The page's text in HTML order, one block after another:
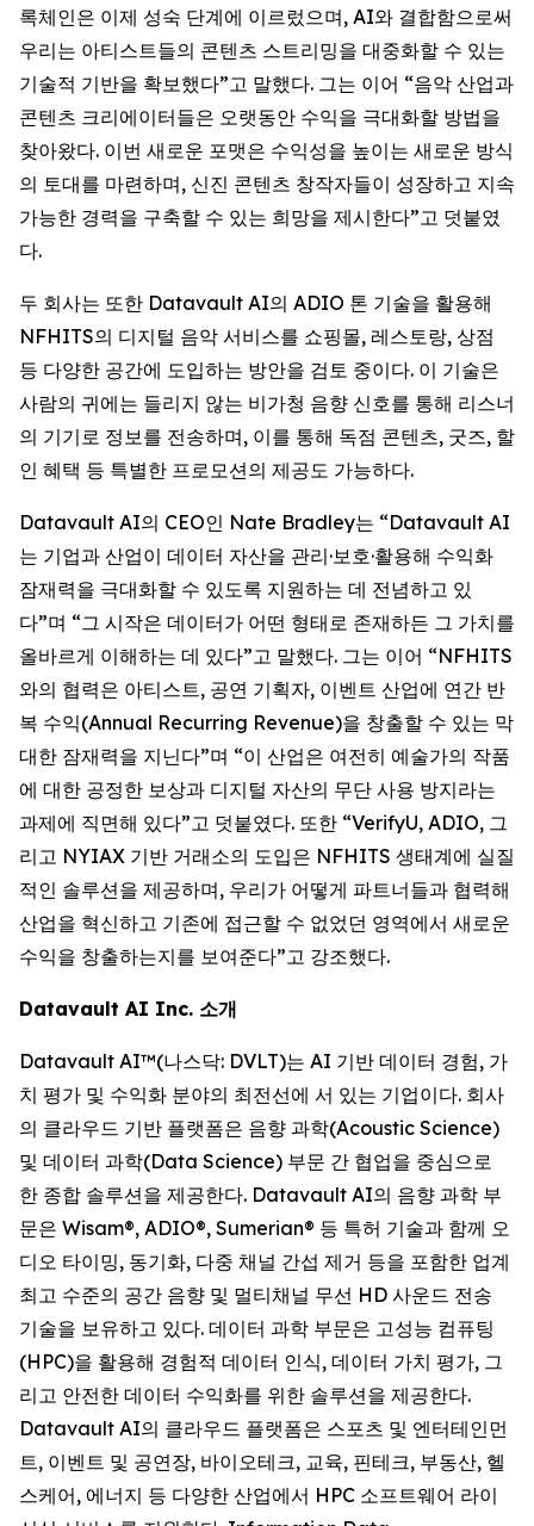
록체인은 이제 성숙 단계에 이르렀으며, AI와 결합함으로써
우리는 아티스트들의 콘텐츠 스트리밍을 대중화할 수 있는
기술적 기반을 확보했다”고 말했다. 그는 이어 “음악 산업과
콘텐츠 크리에이터들은 오랫동안 수익을 극대화할 방법을
찾아왔다. 이번 새로운 포맷은 수익성을 높이는 새로운 방식
의 토대를 마련하며, 신진 콘텐츠 창작자들이 성장하고 지속
가능한 경력을 구축할 수 있는 희망을 제시한다”고 덧붙였
다.
두 회사는 또한 Datavault AI의 ADIO 톤 기술을 활용해
NFHITS의 디지털 음악 서비스를 쇼핑몰, 레스토랑, 상점
등 다양한 공간에 도입하는 방안을 검토 중이다. 이 기술은
사람의 귀에는 들리지 않는 비가청 음향 신호를 통해 리스너
의 기기로 정보를 전송하며, 이를 통해 독점 콘텐츠, 굿즈, 할
인 혜택 등 특별한 프로모션의 제공도 가능하다.
Datavault AI의 CEO인 Nate Bradley는 “Datavault AI
는 기업과 산업이 데이터 자산을 관리·보호·활용해 수익화
잠재력을 극대화할 수 있도록 지원하는 데 전념하고 있
다”며 “그 시작은 데이터가 어떤 형태로 존재하든 그 가치를
올바르게 이해하는 데 있다”고 말했다. 그는 이어 “NFHITS
와의 협력은 아티스트, 공연 기획자, 이벤트 산업에 연간 반
복 수익(Annual Recurring Revenue)을 창출할 수 있는 막
대한 잠재력을 지닌다”며 “이 산업은 여전히 예술가의 작품
에 대한 공정한 보상과 디지털 자산의 무단 사용 방지라는
과제에 직면해 있다”고 덧붙였다. 또한 “VerifyU, ADIO, 그
리고 NYIAX 기반 거래소의 도입은 NFHITS 생태계에 실질
적인 솔루션을 제공하며, 우리가 어떻게 파트너들과 협력해
산업을 혁신하고 기존에 접근할 수 없었던 영역에서 새로운
수익을 창출하는지를 보여준다”고 강조했다.
Datavault AI Inc. 소개
Datavault AI™(나스닥: DVLT)는 AI 기반 데이터 경험, 가
치 평가 및 수익화 분야의 최전선에 서 있는 기업이다. 회사
의 클라우드 기반 플랫폼은 음향 과학(Acoustic Science)
및 데이터 과학(Data Science) 부문 간 협업을 중심으로
한 종합 솔루션을 제공한다. Datavault AI의 음향 과학 부
문은 Wisam®, ADIO®, Sumerian® 등 특허 기술과 함께 오
디오 타이밍, 동기화, 다중 채널 간섭 제거 등을 포함한 업계
최고 수준의 공간 음향 및 멀티채널 무선 HD 사운드 전송
기술을 보유하고 있다. 데이터 과학 부문은 고성능 컴퓨팅
(HPC)을 활용해 경험적 데이터 인식, 데이터 가치 평가, 그
리고 안전한 데이터 수익화를 위한 솔루션을 제공한다.
Datavault AI의 클라우드 플랫폼은 스포츠 및 엔터테인먼
트, 이벤트 및 공연장, 바이오테크, 교육, 핀테크, 부동산, 헬
스케어, 에너지 등 다양한 산업에서 HPC 소프트웨어 라이